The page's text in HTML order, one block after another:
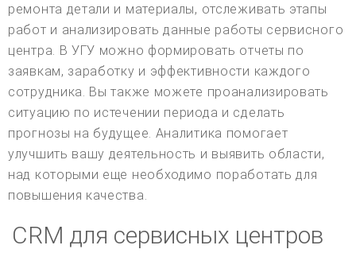
ремонта детали и материалы, отслеживать этапы
работ и анализировать данные работы сервисного
центра. В УГУ можно формировать отчеты по
заявкам, заработку и эффективности каждого
сотрудника. Вы также можете проанализировать
ситуацию по истечении периода и сделать
прогнозы на будущее. Аналитика помогает
улучшить вашу деятельность и выявить области,
над которыми еще необходимо поработать для
повышения качества.
CRM для сервисных центров